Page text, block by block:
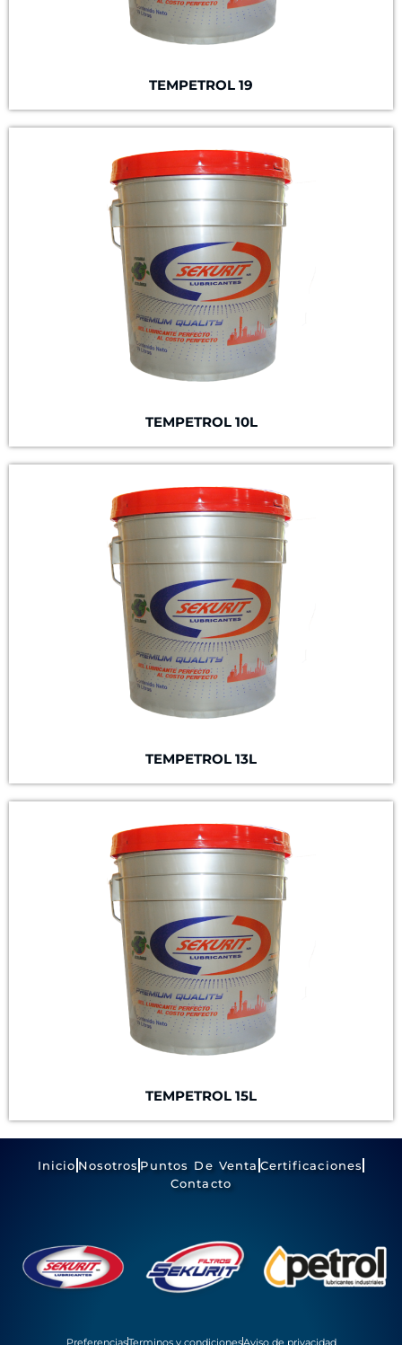
TEMPETROL 19
TEMPETROL 10L
TEMPETROL 13L
TEMPETROL 15L
Inicio Nosotros Puntos De Venta Certificaciones
Contacto